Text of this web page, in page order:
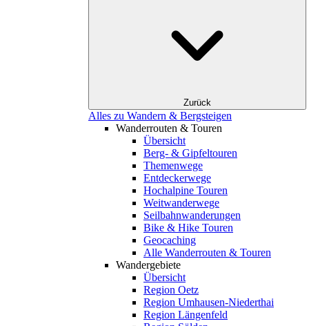
Zurück
Alles zu Wandern & Bergsteigen
Wanderrouten & Touren
Übersicht
Berg- & Gipfeltouren
Themenwege
Entdeckerwege
Hochalpine Touren
Weitwanderwege
Seilbahnwanderungen
Bike & Hike Touren
Geocaching
Alle Wanderrouten & Touren
Wandergebiete
Übersicht
Region Oetz
Region Umhausen-Niederthai
Region Längenfeld